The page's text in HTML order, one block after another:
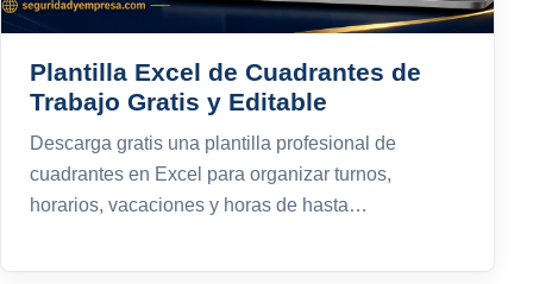
Plantilla Excel de Cuadrantes de
Trabajo Gratis y Editable
Descarga gratis una plantilla profesional de
cuadrantes en Excel para organizar turnos,
horarios, vacaciones y horas de hasta…